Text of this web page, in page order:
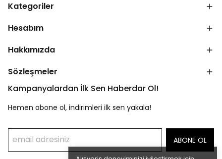
Kategoriler
Hesabım
Hakkımızda
Sözleşmeler
Kampanyalardan İlk Sen Haberdar Ol!
Hemen abone ol, indirimleri ilk sen yakala!
ABONE OL